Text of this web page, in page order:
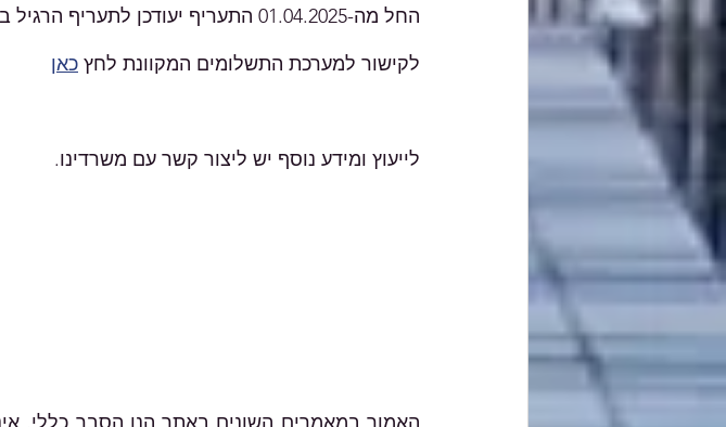
החל מה-01.04.2025 התעריף יעודכן לתעריף הרגיל בסך של 1,729 ש"ח.
לקישור למערכת התשלומים המקוונת לחץ כאן
לייעוץ ומידע נוסף יש ליצור קשר עם משרדינו.